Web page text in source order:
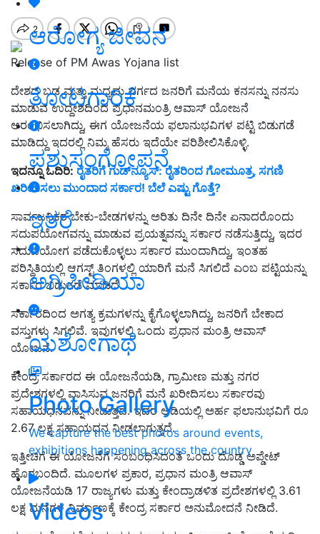
ಆರೋಗ್ಯ ಜೀವನ
ತೋಟಗಾರಿಕೆ
ಪಶುಸಂಗೋಪನೆ
ಇತರೆ
ಅಗ್ರಿಪೀಡಿಯಾ
ಯಶೋಗಾಥೆ
Photo Gallery
We capture the best photos around events,
exhibitions happening across the country
Videos
Release of PM Awas Yojana list
ದೇಶದ ಬಡ ಮತ್ತು ಮಧ್ಯಮ ವರ್ಗದ ಜನರಿಗೆ ಮನೆಯ ಕನಸನ್ನು ನನಸು
ಮಾಡುವ ಉದ್ದೇಶದಿಂದ ಪ್ರಧಾನಮಂತ್ರಿ ಆವಾಸ್ ಯೋಜನೆ
ಆರಂಭಿಸಲಾಗಿದ್ದು, ಈಗ ಯೋಜನೆಯ ಫಲಾನುಭವಿಗಳ ಪಟ್ಟಿ ಬಿಡುಗಡೆ
ಮಾಡಿದ್ದು ಇದರಲ್ಲಿ ನಿಮ್ಮ ಹೆಸರು ಇದೆಯೇ ಪರಿಶೀಲಿಸಿಕೊಳ್ಳಿ.
ಇದನ್ನೂ ಓದಿರಿ: ರೈತರಿಗೆ ಗುಡ್‌ನ್ಯೂಸ್‌: ರೈತರಿಂದ ಗೋಮೂತ್ರ, ಸಗಣಿ
ಖರೀದಿಸಲು ಮುಂದಾದ ಸರ್ಕಾರ! ಬೆಲೆ ಎಷ್ಟು ಗೊತ್ತೆ?
ಸಾರ್ವಜನಿಕರ ಬೇಕು-ಬೇಡಗಳನ್ನು ಅರಿತು ದಿನೇ ದಿನೇ ಏನಾದರೊಂದು
ಸದುಪಯೋಗವನ್ನು ಮಾಡುವ ಪ್ರಯತ್ನವನ್ನು ಸರ್ಕಾರ ನಡೆಸುತ್ತಿದ್ದು, ಇದರ
ಸದುಪಯೋಗ ಪಡೆದುಕೊಳ್ಳಲು ಸರ್ಕಾರ ಮುಂದಾಗಿದ್ದು, ಇಂತಹ
ಪರಿಸ್ಥಿತಿಯಲ್ಲಿ ಆಗಸ್ಟ್ ತಿಂಗಳಲ್ಲಿ ಯಾರಿಗೆ ಮನೆ ಸಿಗಲಿದೆ ಎಂಬ ಪಟ್ಟಿಯನ್ನು
ಸರ್ಕಾರ ಬಿಡುಗಡೆ ಮಾಡಿದೆ.
ಸರ್ಕಾರದಿಂದ ಅಗತ್ಯ ಕ್ರಮಗಳನ್ನು ಕೈಗೊಳ್ಳಲಾಗಿದ್ದು, ಜನರಿಗೆ ಬೇಕಾದ
ವಸ್ತುಗಳು ಸಿಗಲಿವೆ. ಇವುಗಳಲ್ಲಿ ಒಂದು ಪ್ರಧಾನ ಮಂತ್ರಿ ಆವಾಸ್
ಯೋಜನೆ.
ಕೇಂದ್ರ ಸರ್ಕಾರದ ಈ ಯೋಜನೆಯಡಿ, ಗ್ರಾಮೀಣ ಮತ್ತು ನಗರ
ಪ್ರದೇಶಗಳಲ್ಲಿ ವಾಸಿಸುವ ಜನರಿಗೆ ಮನೆ ಖರೀದಿಸಲು ಸರ್ಕಾರವು
ಸಹಾಯಧನವನ್ನು ನೀಡುತ್ತದೆ. ಇದರ ಅಡಿಯಲ್ಲಿ ಅರ್ಹ ಫಲಾನುಭವಿಗೆ ರೂ
2.67 ಲಕ್ಷ ಸಹಾಯಧನ ನೀಡಲಾಗುತ್ತದೆ.
ಇತ್ತೀಚಿಗೆ ಈ ಯೋಜನೆಗೆ ಸಂಬಂಧಿಸಿದಂತೆ ಒಂದು ದೊಡ್ಡ ಅಪ್ಡೇಟ್
ಹೊರಬಂದಿದೆ. ಮೂಲಗಳ ಪ್ರಕಾರ, ಪ್ರಧಾನ ಮಂತ್ರಿ ಆವಾಸ್
ಯೋಜನೆಯಡಿ 17 ರಾಜ್ಯಗಳು ಮತ್ತು ಕೇಂದ್ರಾಡಳಿತ ಪ್ರದೇಶಗಳಲ್ಲಿ 3.61
ಲಕ್ಷ ಮನೆಗಳ ನಿರ್ಮಾಣಕ್ಕೆ ಕೇಂದ್ರ ಸರ್ಕಾರ ಅನುಮೋದನೆ ನೀಡಿದೆ.